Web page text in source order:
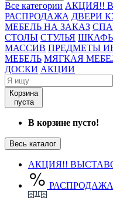
Все категории АКЦИЯ!!
РАСПРОДАЖА ДВЕРИ
МЕБЕЛЬ НА ЗАКАЗ
СТОЛЫ СТУЛЬЯ
МАССИВ ПРЕДМЕТЫ
МЕБЕЛЬ МЯГКАЯ
ДОСКИ АКЦИИ
Корзина
пуста
В корзине пусто!
Весь каталог
АКЦИЯ!!
РАСПРОДАЖА